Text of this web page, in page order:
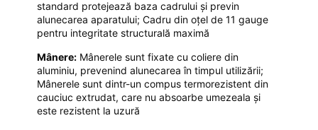
standard protejează baza cadrului și previn
alunecarea aparatului; Cadru din oțel de 11 gauge
pentru integritate structurală maximă
Mânere:Mânerele sunt fixate cu coliere din
aluminiu, prevenind alunecarea în timpul utilizării;
Mânerele sunt dintr-un compus termorezistent din
cauciuc extrudat, care nu absoarbe umezeala și
este rezistent la uzură